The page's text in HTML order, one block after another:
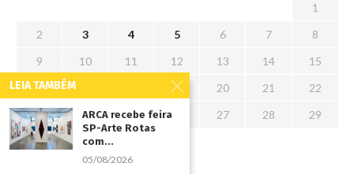
1
2
3 4 5 6 7
8
9
10 11 12 13 14
15
16
19 20 21
22
23
24 25 26 27 28
29
30
31
LEIA TAMBÉM
ARCA recebe feira
SP-Arte Rotas
com...
05/08/2026